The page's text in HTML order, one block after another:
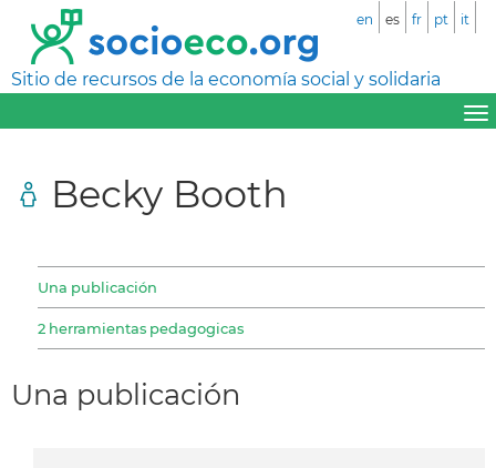
Sitio de recursos de la economía social y solidaria
en es fr pt it
Becky Booth
Una publicación
2 herramientas pedagogicas
Una publicación